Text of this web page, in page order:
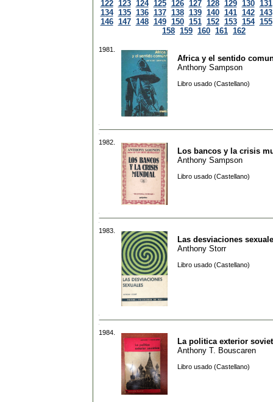
122 123 124 125 126 127 128 129 130 131
134 135 136 137 138 139 140 141 142 143
146 147 148 149 150 151 152 153 154 155
158 159 160 161 162
1981.
Africa y el sentido
Anthony Sampson
Libro usado (Castellano)
1982.
Los bancos y la crisis
Anthony Sampson
Libro usado (Castellano)
1983.
Las desviaciones
Anthony Storr
Libro usado (Castellano)
1984.
La politica exterior
Anthony T. Bouscaren
Libro usado (Castellano)